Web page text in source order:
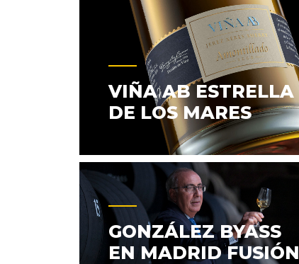
VIÑA AB ESTRELLA
DE LOS MARES
GONZÁLEZ BYASS
EN MADRID FUSIÓN